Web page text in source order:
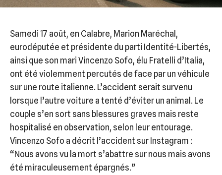
Samedi 17 août, en Calabre, Marion Maréchal,
eurodéputée et présidente du parti Identité-Libertés,
ainsi que son mari Vincenzo Sofo, élu Fratelli d’Italia,
ont été violemment percutés de face par un véhicule
sur une route italienne. L’accident serait survenu
lorsque l’autre voiture a tenté d’éviter un animal. Le
couple s’en sort sans blessures graves mais reste
hospitalisé en observation, selon leur entourage.
Vincenzo Sofo a décrit l’accident sur Instagram :
“Nous avons vu la mort s’abattre sur nous mais avons
été miraculeusement épargnés.”